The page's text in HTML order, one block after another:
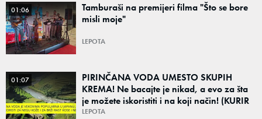
01:06
Tamburaši na premijeri filma "Što se bore
misli moje"
LEPOTA
01:07
PIRINČANA VODA UMESTO SKUPIH
KREMA! Ne bacajte je nikad, a evo za šta
je možete iskoristiti i na koji način! (KURIR
TV)
LEPOTA